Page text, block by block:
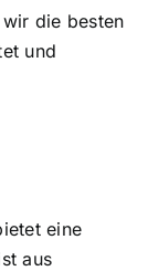
die besten
und
eine
aus